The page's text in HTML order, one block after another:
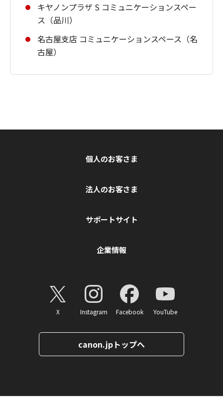
キヤノンプラザ S コミュニケーションスペー
ス（品川）
名古屋支店 コミュニケーションスペース（名
古屋）
個人のお客さま
法人のお客さま
サポートサイト
企業情報
X Instagram Facebook YouTube
canon.jpトップへ